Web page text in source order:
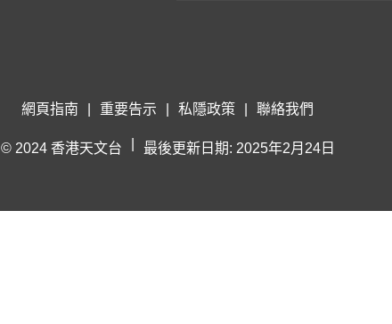
網頁指南 重要告示 私隱政策 聯絡我們
© 2024 香港天文台 最後更新日期: 2025年2月24日